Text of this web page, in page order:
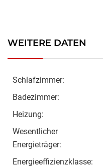
WEITERE DATEN
Schlafzimmer:
Badezimmer:
Heizung:
Wesentlicher
Energieträger:
Energieeffizienzklasse: